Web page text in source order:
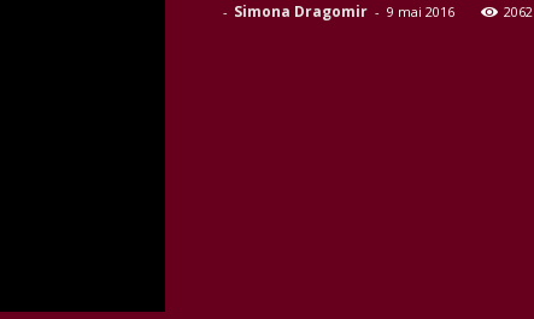
- Simona Dragomir - 9 mai 2016 2062